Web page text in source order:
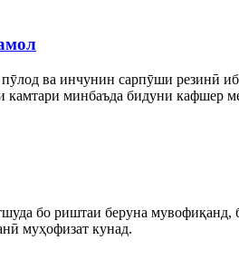
ва инчунин сарпӯши резинӣ
камтари минбаъда бидуни кафшер
бо риштаи беруна
муҳофизат кунад.